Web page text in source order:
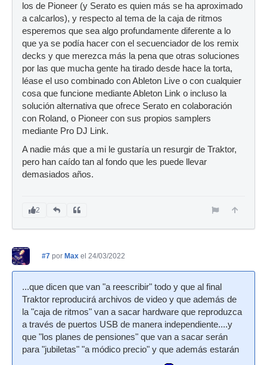
los de Pioneer (y Serato es quien más se ha aproximado
a calcarlos), y respecto al tema de la caja de ritmos
esperemos que sea algo profundamente diferente a lo
que ya se podía hacer con el secuenciador de los remix
decks y que merezca más la pena que otras soluciones
por las que mucha gente ha tirado desde hace la torta,
léase el uso combinado con Ableton Live o con cualquier
cosa que funcione mediante Ableton Link o incluso la
solución alternativa que ofrece Serato en colaboración
con Roland, o Pioneer con sus propios samplers
mediante Pro DJ Link.
A nadie más que a mi le gustaría un resurgir de Traktor,
pero han caído tan al fondo que les puede llevar
demasiados años.
2
#7 por Max el 24/03/2022
...que dicen que van "a reescribir" todo y que al final
Traktor reproducirá archivos de video y que además de
la "caja de ritmos" van a sacar hardware que reproduzca
a través de puertos USB de manera independiente....y
que "los planes de pensiones" que van a sacar serán
para "jubiletas" "a módico precio" y que además estarán